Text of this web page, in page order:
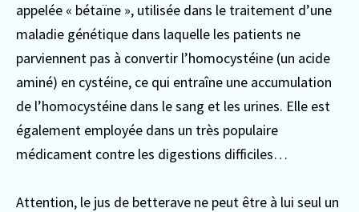
appelée « bétaïne », utilisée dans le traitement d’une
maladie génétique dans laquelle les patients ne
parviennent pas à convertir l’homocystéine (un acide
aminé) en cystéine, ce qui entraîne une accumulation
de l’homocystéine dans le sang et les urines. Elle est
également employée dans un très populaire
médicament contre les digestions difficiles…
Attention, le jus de betterave ne peut être à lui seul un